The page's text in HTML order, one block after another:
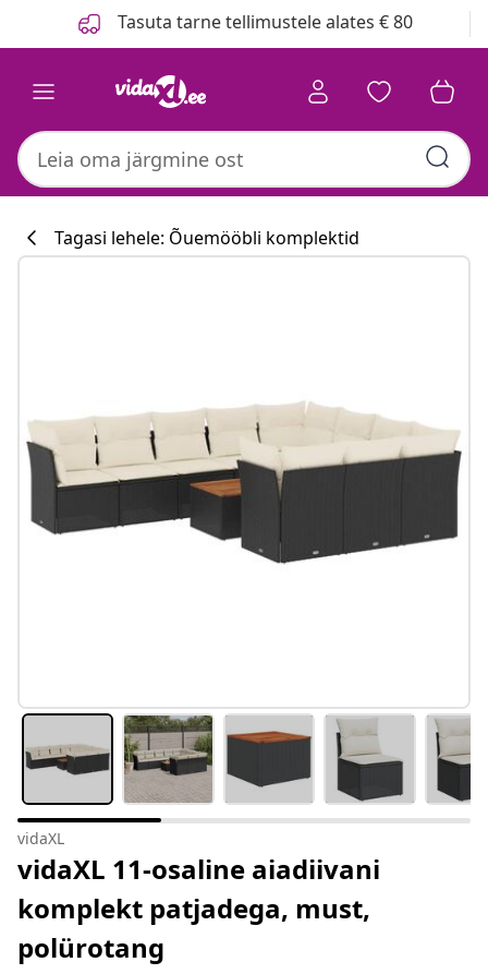
Tasuta tarne tellimustele alates € 80
#sharemevidaxl
Tagasi lehele: Õuemööbli komplektid
vidaXL
vidaXL 11-osaline aiadiivani
komplekt patjadega, must,
polürotang